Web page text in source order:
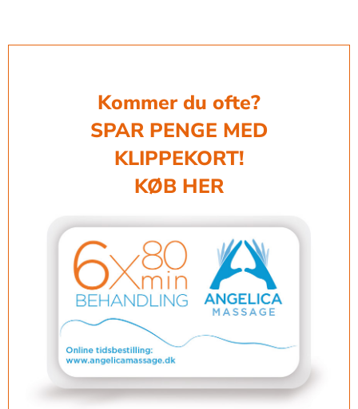
Kommer du ofte?
SPAR PENGE MED
KLIPPEKORT!
KØB HER